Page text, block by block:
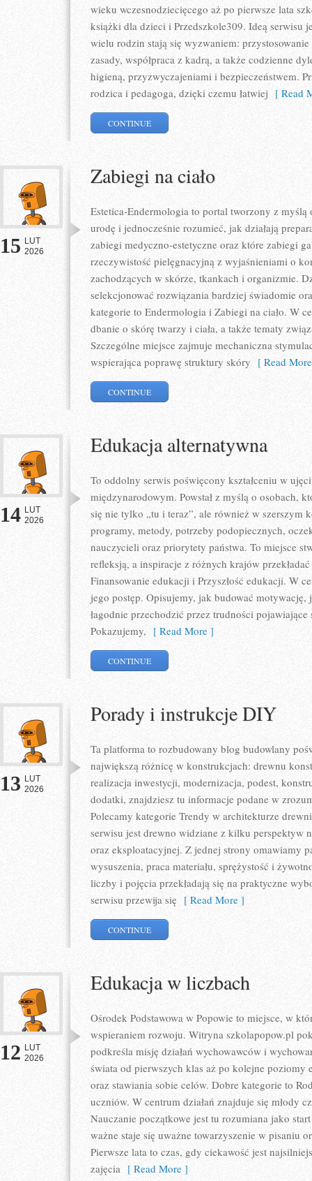
wieku wczesnodziecięcego aż po pierwsze lata
książki dla dzieci i Przedszkole309. Ideą serwisu
wielu rodzin stają się wyzwaniem:
zasady, współpraca z kadrą, a także codzienne
higieną, przyzwyczajeniami i bezpieczeństwem.
rodzica i pedagoga, dzięki czemu łatwiej [ Read
CONTINUE
15 LUT
2026
Zabiegi na ciało
Estetica-Endermologia to portal tworzony z myślą
urodę i jednocześnie rozumieć, jak działają
zabiegi medyczno-estetyczne oraz które zabiegi
rzeczywistość pielęgnacyjną z wyjaśnieniami o
zachodzących w skórze, tkankach i organizmie.
selekcjonować rozwiązania bardziej świadomie
kategorie to Endermologia i Zabiegi na ciało. W
dbanie o skórę twarzy i ciała, a także tematy
Szczególne miejsce zajmuje mechaniczna
wspierająca poprawę struktury skóry [ Read
CONTINUE
14 LUT
2026
Edukacja alternatywna
To oddolny serwis poświęcony kształceniu w
międzynarodowym. Powstał z myślą o osobach,
się nie tylko „tu i teraz”, ale również w szerszym
programy, metody, potrzeby podopiecznych,
nauczycieli oraz priorytety państwa. To miejsce
refleksją, a inspiracje z różnych krajów
Finansowanie edukacji i Przyszłość edukacji. W
jego postęp. Opisujemy, jak budować motywację,
łagodnie przechodzić przez trudności pojawiające
Pokazujemy, [ Read More ]
CONTINUE
13 LUT
2026
Porady i instrukcje DIY
Ta platforma to rozbudowany blog budowlany
największą różnicę w konstrukcjach: drewnu
realizacja inwestycji, modernizacja, podest,
dodatki, znajdziesz tu informacje podane w
Polecamy kategorie Trendy w architekturze
serwisu jest drewno widziane z kilku perspektyw
oraz eksploatacyjnej. Z jednej strony omawiamy
wysuszenia, praca materiału, sprężystość i
liczby i pojęcia przekładają się na praktyczne
serwisu przewija się [ Read More ]
CONTINUE
12 LUT
2026
Edukacja w liczbach
Ośrodek Podstawowa w Popowie to miejsce, w
wspieraniem rozwoju. Witryna szkolapopow.pl
podkreśla misję działań wychowawców i
świata od pierwszych klas aż po kolejne
oraz stawiania sobie celów. Dobre kategorie to
uczniów. W centrum działań znajduje się młody
Nauczanie początkowe jest tu rozumiana jako
ważne staje się uważne towarzyszenie w pisaniu
Pierwsze lata to czas, gdy ciekawość jest
zajęcia [ Read More ]